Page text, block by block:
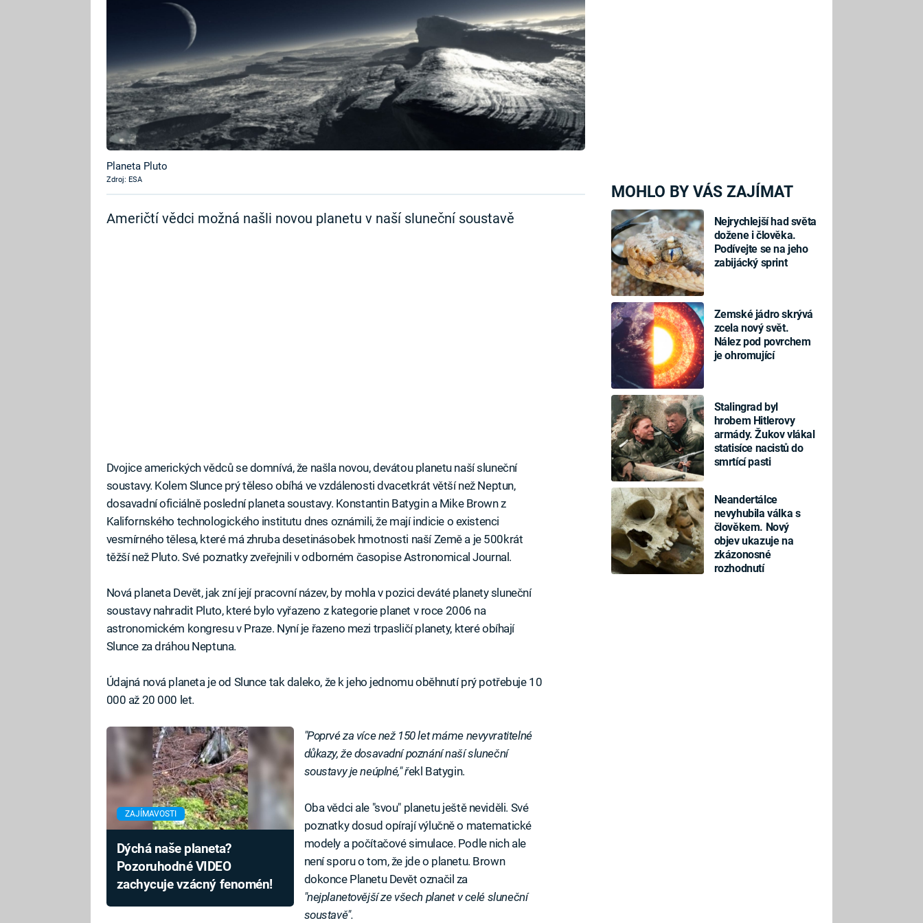
MOHLO BY VÁS ZAJÍMAT
Nejrychlejší had světa
dožene i člověka.
Podívejte se na jeho
zabijácký sprint
Zemské jádro skrývá
zcela nový svět.
Nález pod povrchem
je ohromující
Stalingrad byl
hrobem Hitlerovy
armády. Žukov vlákal
statisíce nacistů do
smrtící pasti
Neandertálce
nevyhubila válka s
člověkem. Nový
objev ukazuje na
zkázonosné
rozhodnutí
Planeta Pluto
Zdroj: ESA
Američtí vědci možná našli novou planetu v naší sluneční soustavě
Dvojice amerických vědců se domnívá, že našla novou, devátou planetu naší sluneční
soustavy. Kolem Slunce prý těleso obíhá ve vzdálenosti dvacetkrát větší než Neptun,
dosavadní oficiálně poslední planeta soustavy. Konstantin Batygin a Mike Brown z
Kalifornského technologického institutu dnes oznámili, že mají indicie o existenci
vesmírného tělesa, které má zhruba desetinásobek hmotnosti naší Země a je 500krát
těžší než Pluto. Své poznatky zveřejnili v odborném časopise Astronomical Journal.
Nová planeta Devět, jak zní její pracovní název, by mohla v pozici deváté planety sluneční
soustavy nahradit Pluto, které bylo vyřazeno z kategorie planet v roce 2006 na
astronomickém kongresu v Praze. Nyní je řazeno mezi trpasličí planety, které obíhají
Slunce za dráhou Neptuna.
Údajná nová planeta je od Slunce tak daleko, že k jeho jednomu oběhnutí prý potřebuje 10
000 až 20 000 let.
ZAJÍMAVOSTI
Dýchá naše planeta?
Pozoruhodné VIDEO
zachycuje vzácný fenomén!
"Poprvé za více než 150 let máme nevyvratitelné
důkazy, že dosavadní poznání naší sluneční
soustavy je neúplné," řekl Batygin.
Oba vědci ale "svou" planetu ještě neviděli. Své
poznatky dosud opírají výlučně o matematické
modely a počítačové simulace. Podle nich ale
není sporu o tom, že jde o planetu. Brown
dokonce Planetu Devět označil za
"nejplanetovější ze všech planet v celé sluneční
soustavě".